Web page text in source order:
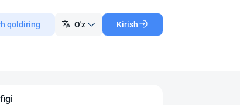
qoldiring O'z Kirish